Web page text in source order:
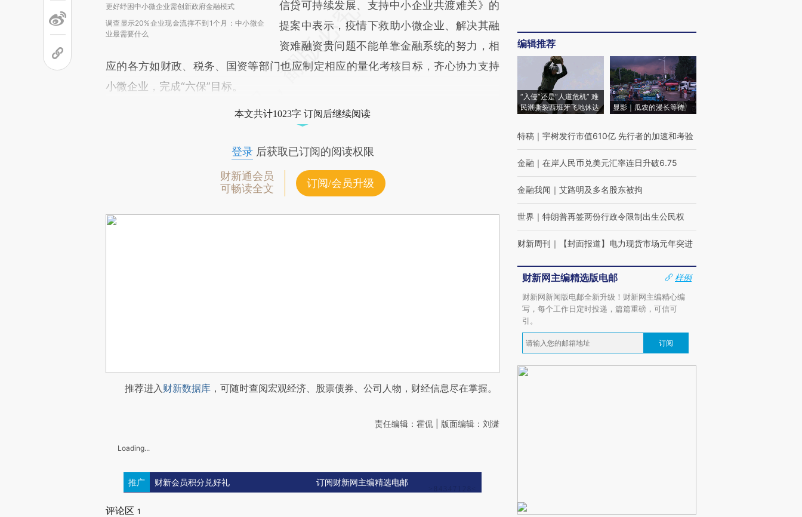
更好纾困中小微企业需创新政府金融模式
调查显示20%企业现金流撑不到1个月：中小微企
业最需要什么
信贷可持续发展、支持中小企业共渡难关》的
提案中表示，疫情下救助小微企业、解决其融
资难融资贵问题不能单靠金融系统的努力，相
应的各方如财政、税务、国资等部门也应制定相应的量化考核目标，齐心协力支持
小微企业，完成“六保”目标。
本文共计1023字 订阅后继续阅读
登录后获取已订阅的阅读权限
财新通会员
可畅读全文
订阅/会员升级
推荐进入财新数据库 ，可随时查阅宏观经济、股票债券、公司人物，财经信息尽在掌握。
责任编辑：霍侃 | 版面编辑：刘潇
Loading...
推广 财新会员积分兑好礼 订阅财新网主编精选电邮
评论区 1
编辑推荐
“入侵”还是“人道危机” 难
民潮撕裂西班牙飞地休达
显影｜瓜农的漫长等待
特稿 ｜ 宇树发行市值610亿 先行者的加速和考验
金融 ｜ 在岸人民币兑美元汇率连日升破6.75
金融我闻 ｜ 艾路明及多名股东被拘
世界 ｜ 特朗普再签两份行政令限制出生公民权
财新周刊 ｜ 【封面报道】电力现货市场元年突进
财新网主编精选版电邮
样例
财新网新闻版电邮全新升级！财新网主编精心编
写，每个工作日定时投递，篇篇重磅，可信可
引。
订阅